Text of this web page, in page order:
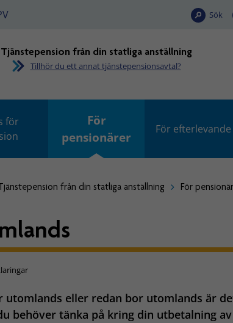
Sök
Tjänstepension från din statliga anställning
Tillhör du ett annat tjänstepensionsavtal?
för
För
pensionärer
För efterlevande
från din statliga anställning För
utomlands eller redan bor utomlands är
behöver tänka på kring din utbetalning av